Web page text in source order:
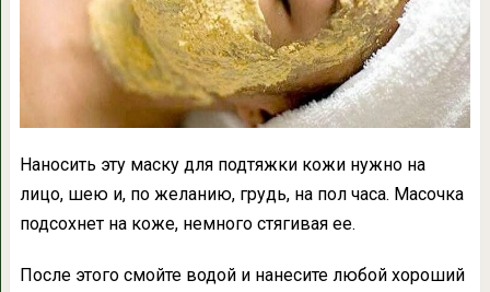
Наносить эту маску для подтяжки кожи нужно на
лицо, шею и, по желанию, грудь, на пол часа. Масочка
подсохнет на коже, немного стягивая ее.
После этого смойте водой и нанесите любой хороший